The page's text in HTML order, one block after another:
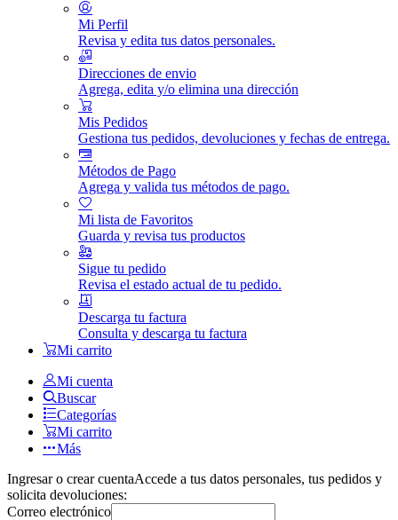
Mi Perfil
Revisa y edita tus datos personales.
Direcciones de envio
Agrega, edita y/o elimina una dirección
Mis Pedidos
Gestiona tus pedidos, devoluciones y fechas de entrega.
Métodos de Pago
Agrega y valida tus métodos de pago.
Mi lista de Favoritos
Guarda y revisa tus productos
Sigue tu pedido
Revisa el estado actual de tu pedido.
Descarga tu factura
Consulta y descarga tu factura
Mi carrito
Mi cuenta
Buscar
Categorías
Mi carrito
Más
Ingresar o crear cuentaAccede a tus datos personales, tus pedidos y
solicita devoluciones:
Correo electrónico